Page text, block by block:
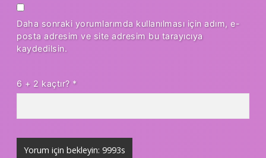
Daha sonraki yorumlarımda kullanılması için adım, e-
posta adresim ve site adresim bu tarayıcıya
kaydedilsin.
6 + 2 kaçtır? *